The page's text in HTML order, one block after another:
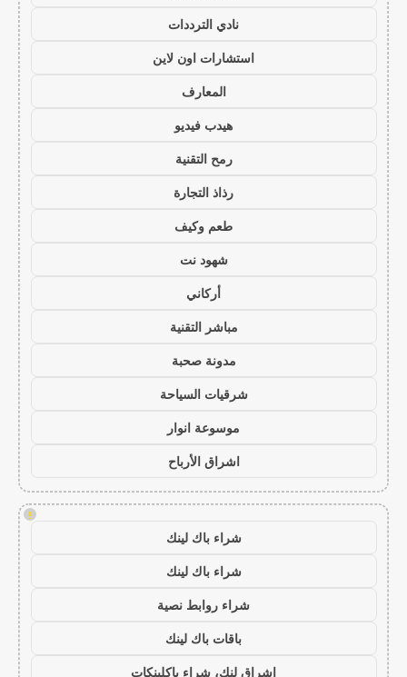
نادي الترددات
استشارات اون لاين
المعارف
هيدب فيديو
رمح التقنية
رذاذ التجارة
طعم وكيف
شهود نت
أركاني
مباشر التقنية
مدونة صحبة
شرقيات السياحة
موسوعة انوار
اشراق الأرباح
!
شراء باك لينك
شراء باك لينك
شراء روابط نصية
باقات باك لينك
اشراق لنك، شراء باكلينكات